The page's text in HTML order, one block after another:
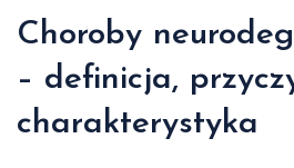
Choroby
– definicja,
charakterystyka